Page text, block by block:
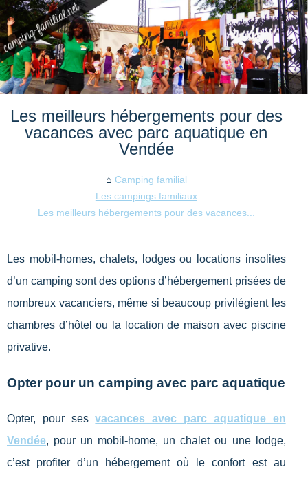
Les meilleurs hébergements pour des
vacances avec parc aquatique en
Vendée
Camping familial
Les campings familiaux
Les meilleurs hébergements pour des vacances...
Les mobil-homes, chalets, lodges ou locations insolites
d’un camping sont des options d’hébergement prisées de
nombreux vacanciers, même si beaucoup privilégient les
chambres d’hôtel ou la location de maison avec piscine
privative.
Opter pour un camping avec parc aquatique
Opter, pour sesvacances avec parc aquatique en
Vendée, pour un mobil-home, un chalet ou une lodge,
c’est profiter d’un hébergement où le confort est au